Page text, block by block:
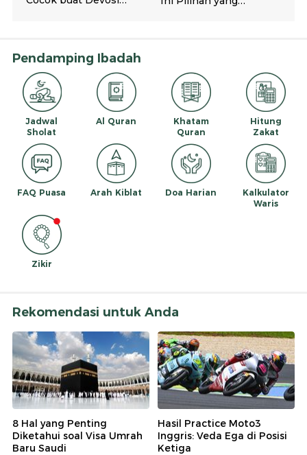
Pendamping Ibadah
Jadwal
Sholat
Al Quran
Khatam
Quran
Hitung
Zakat
FAQ Puasa Arah Kiblat Doa Harian
Kalkulator
Waris
Zikir
Rekomendasi untuk Anda
8 Hal yang Penting
Diketahui soal Visa Umrah
Baru Saudi
Hasil Practice Moto3
Inggris: Veda Ega di Posisi
Ketiga